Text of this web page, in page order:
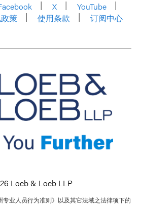
X
YouTube
策 使用条款 订阅中心
Loeb & Loeb LLP
业人员行为准则》以及其它法域之法律项下的